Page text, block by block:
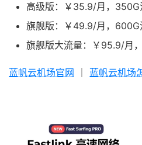
高级版：￥35.9/月，350G
旗舰版：￥49.9/月，600G
旗舰版大流量：￥95.9/月，
蓝帆云机场官网 蓝帆云机场